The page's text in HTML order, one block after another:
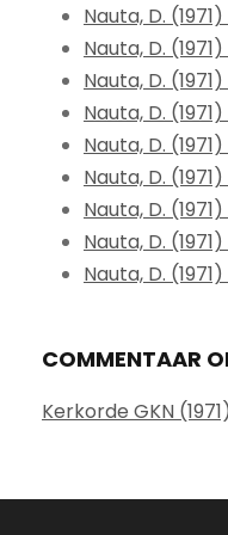
Nauta, D.
Nauta, D.
Nauta, D.
Nauta, D.
Nauta, D.
Nauta, D.
Nauta, D.
Nauta, D.
Nauta, D. (1971)
COMMENTAAR
Kerkorde GKN